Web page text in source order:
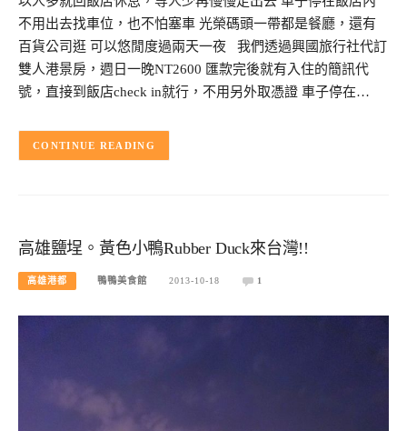
不用出去找車位，也不怕塞車 光榮碼頭一帶都是餐廳，還有
百貨公司逛 可以悠閒度過兩天一夜 我們透過興國旅行社代訂
雙人港景房，週日一晚NT2600 匯款完後就有入住的簡訊代
號，直接到飯店check in就行，不用另外取憑證 車子停在…
CONTINUE READING
高雄鹽埕。黃色小鴨Rubber Duck來台灣!!
高雄港都 鴨鴨美食館 2013-10-18 1